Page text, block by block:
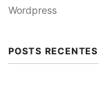
Wordpress
POSTS RECENTES